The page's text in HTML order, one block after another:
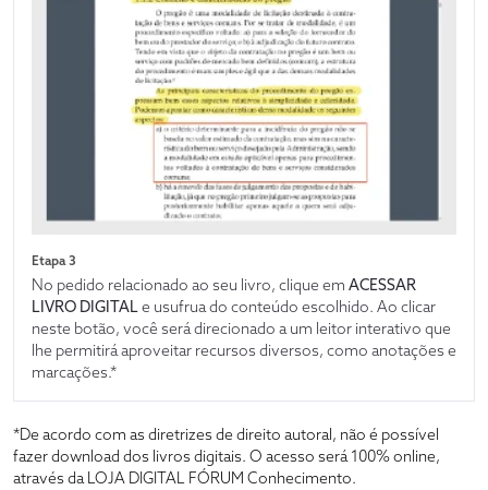
Etapa 3
No pedido relacionado ao seu livro, clique em ACESSAR
LIVRO DIGITALe usufrua do conteúdo escolhido. Ao clicar
neste botão, você será direcionado a um leitor interativo que
lhe permitirá aproveitar recursos diversos, como anotações e
marcações.*
*De acordo com as diretrizes de direito autoral, não é possível
fazer download dos livros digitais. O acesso será 100% online,
através da LOJA DIGITAL FÓRUM Conhecimento.